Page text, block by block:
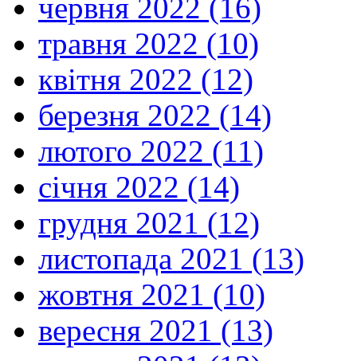
червня 2022 (16)
травня 2022 (10)
квітня 2022 (12)
березня 2022 (14)
лютого 2022 (11)
січня 2022 (14)
грудня 2021 (12)
листопада 2021 (13)
жовтня 2021 (10)
вересня 2021 (13)